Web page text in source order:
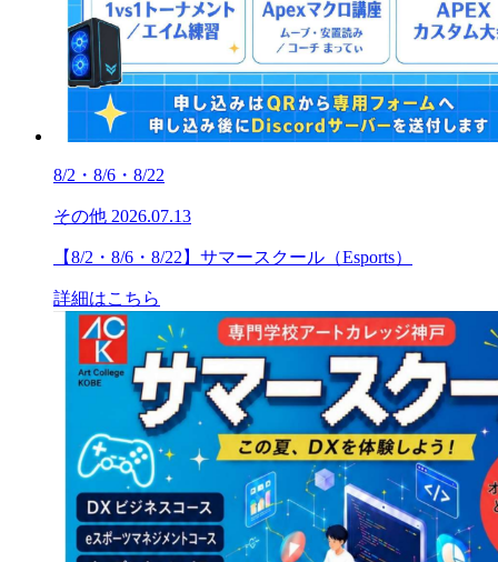
8/2・8/6・8/22
その他 2026.07.13
【8/2・8/6・8/22】サマースクール（Esports）
詳細はこちら